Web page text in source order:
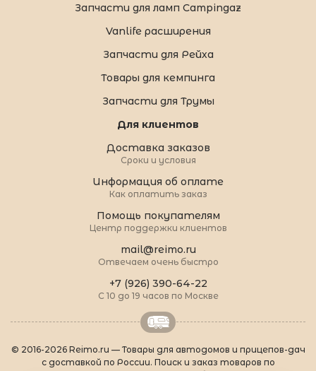
Запчасти для ламп Campingaz
Vanlife расширения
Запчасти для Рейха
Товары для кемпинга
Запчасти для Трумы
Для клиентов
Доставка заказов
Сроки и условия
Информация об оплате
Как оплатить заказ
Помощь покупателям
Центр поддержки клиентов
mail@reimo.ru
Отвечаем очень быстро
+7 (926) 390-64-22
С 10 до 19 часов по Москве
© 2016-2026 Reimo.ru — Товары для автодомов и прицепов-дач
с доставкой по России. Поиск и заказ товаров по